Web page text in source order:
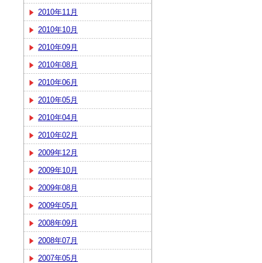
2010年11月
2010年10月
2010年09月
2010年08月
2010年06月
2010年05月
2010年04月
2010年02月
2009年12月
2009年10月
2009年08月
2009年05月
2008年09月
2008年07月
2007年05月